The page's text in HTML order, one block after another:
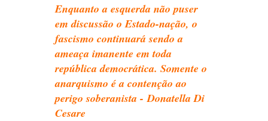
Enquanto a esquerda não puser
em discussão o Estado-nação, o
fascismo continuará sendo a
ameaça imanente em toda
república democrática. Somente o
anarquismo é a contenção ao
perigo soberanista - Donatella Di
Cesare